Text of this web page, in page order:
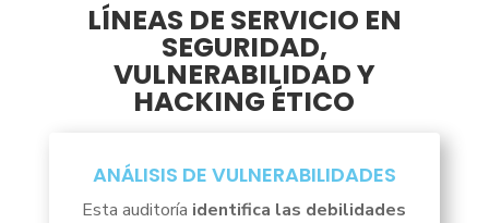
LÍNEAS DE SERVICIO EN
SEGURIDAD,
VULNERABILIDAD Y
HACKING ÉTICO
ANÁLISIS DE VULNERABILIDADES
Esta auditoría identifica las debilidades